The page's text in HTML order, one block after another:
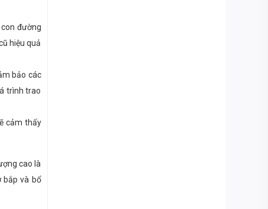
đường
hiệu quả
bảo các
trình trao
cảm thấy
cao là
bắp và bổ